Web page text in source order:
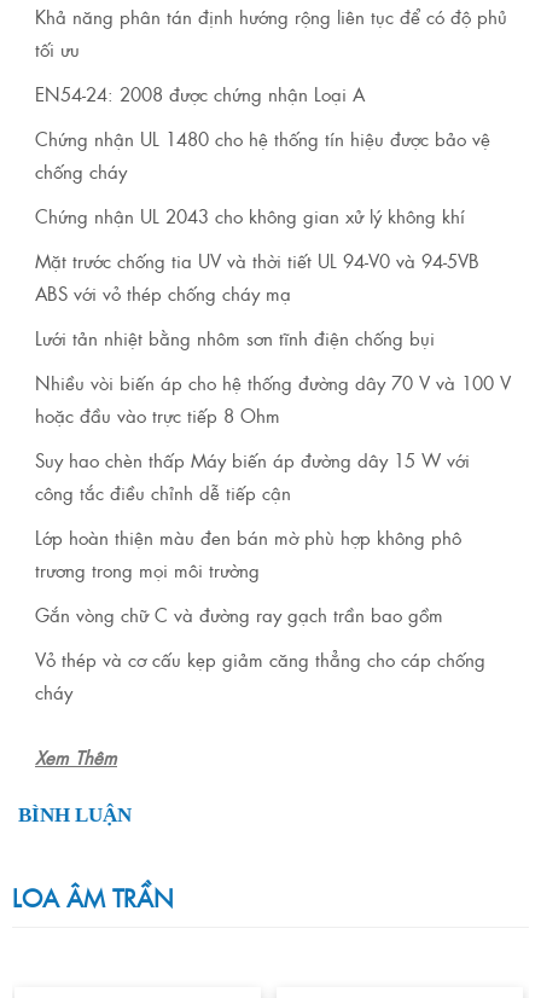
Khả năng phân tán định hướng rộng liên tục để có độ phủ
tối ưu
EN54-24: 2008 được chứng nhận Loại A
Chứng nhận UL 1480 cho hệ thống tín hiệu được bảo vệ
chống cháy
Chứng nhận UL 2043 cho không gian xử lý không khí
Mặt trước chống tia UV và thời tiết UL 94-V0 và 94-5VB
ABS với vỏ thép chống cháy mạ
Lưới tản nhiệt bằng nhôm sơn tĩnh điện chống bụi
Nhiều vòi biến áp cho hệ thống đường dây 70 V và 100 V
hoặc đầu vào trực tiếp 8 Ohm
Suy hao chèn thấp Máy biến áp đường dây 15 W với
công tắc điều chỉnh dễ tiếp cận
Lớp hoàn thiện màu đen bán mờ phù hợp không phô
trương trong mọi môi trường
Gắn vòng chữ C và đường ray gạch trần bao gồm
Vỏ thép và cơ cấu kẹp giảm căng thẳng cho cáp chống
cháy
Xem Thêm
BÌNH LUẬN
LOA ÂM TRẦN